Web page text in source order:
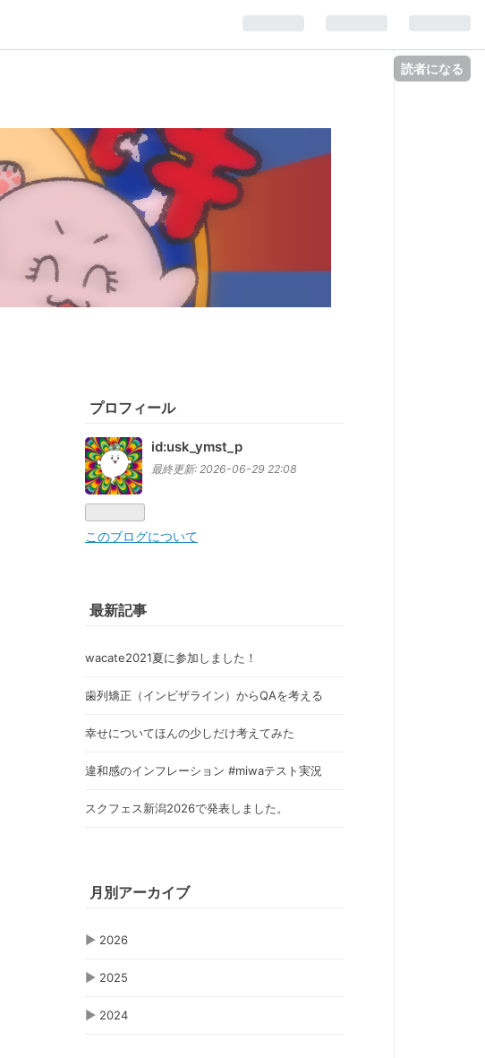
読者になる
プロフィール
id:usk_ymst_p
最終更新: 2026-06-29 22:08
このブログについて
最新記事
wacate2021夏に参加しました！
歯列矯正（インビザライン）からQAを考える
幸せについてほんの少しだけ考えてみた
違和感のインフレーション #miwaテスト実況
スクフェス新潟2026で発表しました。
月別アーカイブ
▶ 2026
▶ 2025
▶ 2024